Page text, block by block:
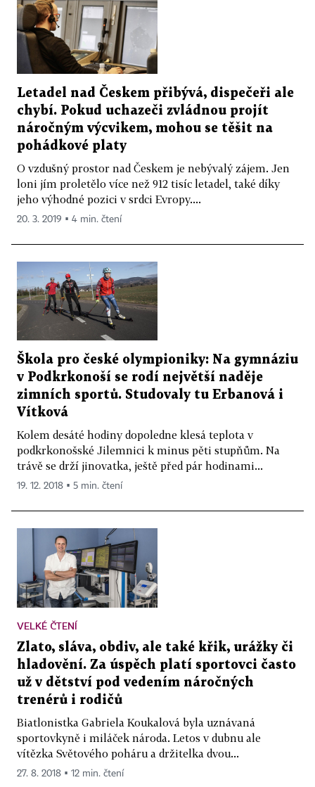
Letadel nad Českem přibývá, dispečeři ale
chybí. Pokud uchazeči zvládnou projít
náročným výcvikem, mohou se těšit na
pohádkové platy
O vzdušný prostor nad Českem je nebývalý zájem. Jen
loni jím proletělo více než 912 tisíc letadel, také díky
jeho výhodné pozici v srdci Evropy....
20. 3. 2019 ▪ 4 min. čtení
Škola pro české olympioniky: Na gymnáziu
v Podkrkonoší se rodí největší naděje
zimních sportů. Studovaly tu Erbanová i
Vítková
Kolem desáté hodiny dopoledne klesá teplota v
podkrkonošské Jilemnici k minus pěti stupňům. Na
trávě se drží jinovatka, ještě před pár hodinami...
19. 12. 2018 ▪ 5 min. čtení
VELKÉ ČTENÍ
Zlato, sláva, obdiv, ale také křik, urážky či
hladovění. Za úspěch platí sportovci často
už v dětství pod vedením náročných
trenérů i rodičů
Biatlonistka Gabriela Koukalová byla uznávaná
sportovkyně i miláček národa. Letos v dubnu ale
vítězka Světového poháru a držitelka dvou...
27. 8. 2018 ▪ 12 min. čtení